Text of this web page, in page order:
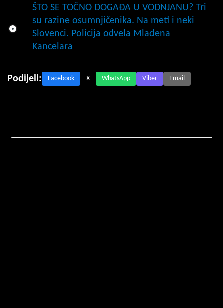
ŠTO SE TOČNO DOGAĐA U VODNJANU? Tri
su razine osumnjičenika. Na meti i neki
Slovenci. Policija odvela Mladena
Kancelara
Podijeli: Facebook X WhatsApp Viber Email